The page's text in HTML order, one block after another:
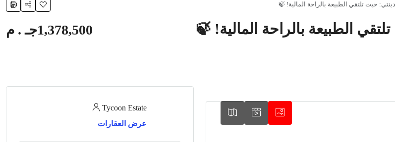
حيث تلتقي الطبيعة بالراحة المالية! 🍃
الطبيعة بالراحة المالية! 🍃 1,378,500جـ . م
Tycoon Estate
عرض العقارات